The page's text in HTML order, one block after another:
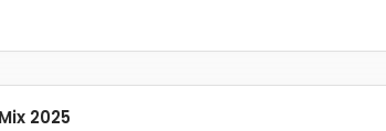
2025